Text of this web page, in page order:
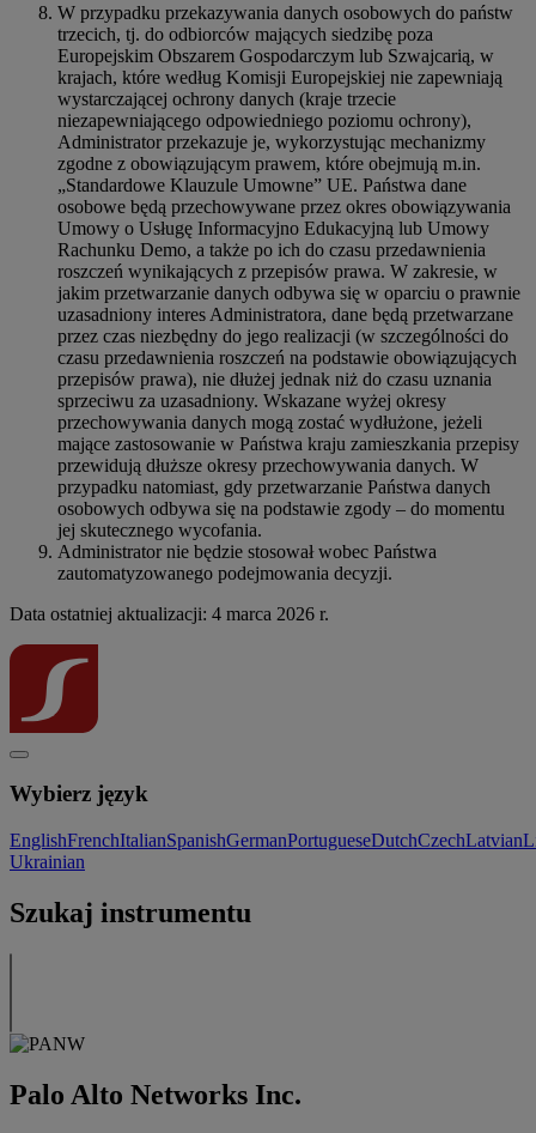
W przypadku przekazywania danych osobowych do państw
trzecich, tj. do odbiorców mających siedzibę poza
Europejskim Obszarem Gospodarczym lub Szwajcarią, w
krajach, które według Komisji Europejskiej nie zapewniają
wystarczającej ochrony danych (kraje trzecie
niezapewniającego odpowiedniego poziomu ochrony),
Administrator przekazuje je, wykorzystując mechanizmy
zgodne z obowiązującym prawem, które obejmują m.in.
„Standardowe Klauzule Umowne” UE. Państwa dane
osobowe będą przechowywane przez okres obowiązywania
Umowy o Usługę Informacyjno Edukacyjną lub Umowy
Rachunku Demo, a także po ich do czasu przedawnienia
roszczeń wynikających z przepisów prawa. W zakresie, w
jakim przetwarzanie danych odbywa się w oparciu o prawnie
uzasadniony interes Administratora, dane będą przetwarzane
przez czas niezbędny do jego realizacji (w szczególności do
czasu przedawnienia roszczeń na podstawie obowiązujących
przepisów prawa), nie dłużej jednak niż do czasu uznania
sprzeciwu za uzasadniony. Wskazane wyżej okresy
przechowywania danych mogą zostać wydłużone, jeżeli
mające zastosowanie w Państwa kraju zamieszkania przepisy
przewidują dłuższe okresy przechowywania danych. W
przypadku natomiast, gdy przetwarzanie Państwa danych
osobowych odbywa się na podstawie zgody – do momentu
jej skutecznego wycofania.
Administrator nie będzie stosował wobec Państwa
zautomatyzowanego podejmowania decyzji.
Data ostatniej aktualizacji: 4 marca 2026 r.
Wybierz język
EnglishFrenchItalianSpanishGermanPortugueseDutchCzechLatvian
Ukrainian
Szukaj instrumentu
Palo Alto Networks Inc.